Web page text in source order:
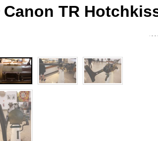
Canon TR